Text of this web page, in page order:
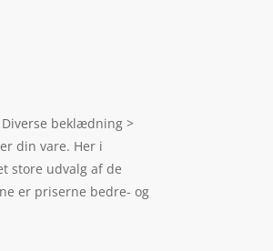
beklædning >
din vare. Her i
store udvalg af de
er priserne bedre- og